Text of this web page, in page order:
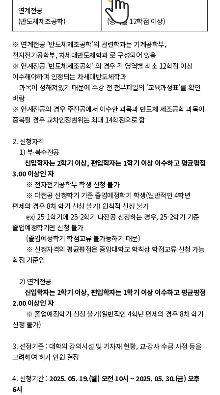
POLAR edu
경진대회
POLARIS LOC
POLARIS LOS
경진대회
TCAT
SIF 2026
소개
개회사
지난 SIF 보기
게시판
행사
Q&A
POLAR GATE
연계전공
(반도체제조공학)
42학점
(영역별 12학점 이상)
※ 연계전공 '반도체제조공학'의 관련학과는 기계공학부,
전자전기공학부, 차세대반도체학과 로 구성되어 있음
※ 연계전공 '반도체제조공학' 의 경우 각 영역별 최소 12학점 이상
이수해야하며 인정되는 차세대반도체학과
과목이 정해져있기 때문에 수강 전 첨부파일의 '교육과정표'를 확인
바람
※ 연계전공의 경우 주전공에서 이수한 과목과 반도체 제조공학 과목이
중복될 경우 교차인정범위는 최대 14학점으로 함
2. 신청자격
1) 부·복수전공
신입학자는 2학기 이상, 편입학자는 1학기 이상 이수하고 평균평점
3.00 이상인 자
※ 전자전기공학부 학생 신청 불가
※ 다전공 신청학기 기준 졸업예정학기 학생(일반적인 4학년
편제의 경우 8차 학기 신청 불가) 원칙적 신청 불가
ex) 25-1학기에 25-2학기 다전공 신청하는 경우, 25-2학기 기준
졸업예정학기면 신청 불가
(졸업예정학기 학점교류 불가능하기 때문)
※ 신청자격의 평균평점은 중앙대학교 학칙상 학점교류 신청 가능
학점 기준임
2) 연계전공
신입학자는 2학기 이상, 편입학자는 1학기 이상 이수하고 평균평점
2.00 이상인 자
※ 졸업예정학기 신청 불가(일반적인 4학년 편제의 경우 8차 학기
신청 불가)
3. 선정기준 : 대학의 강의시설 및 기자재 현황, 교·강사 수급 사정 등을
고려하여 허가 인원 결정
4. 신청기간 : 2025. 05. 19.(월) 오전 10시 ~ 2025. 05. 30.(금) 오후
6시